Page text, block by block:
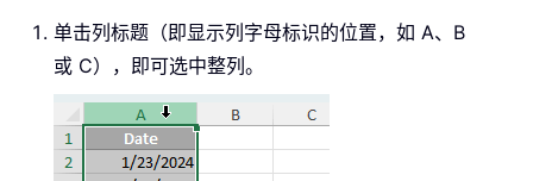
单击列标题（即显示列字母标识的位置，如 A、B
或 C），即可选中整列。